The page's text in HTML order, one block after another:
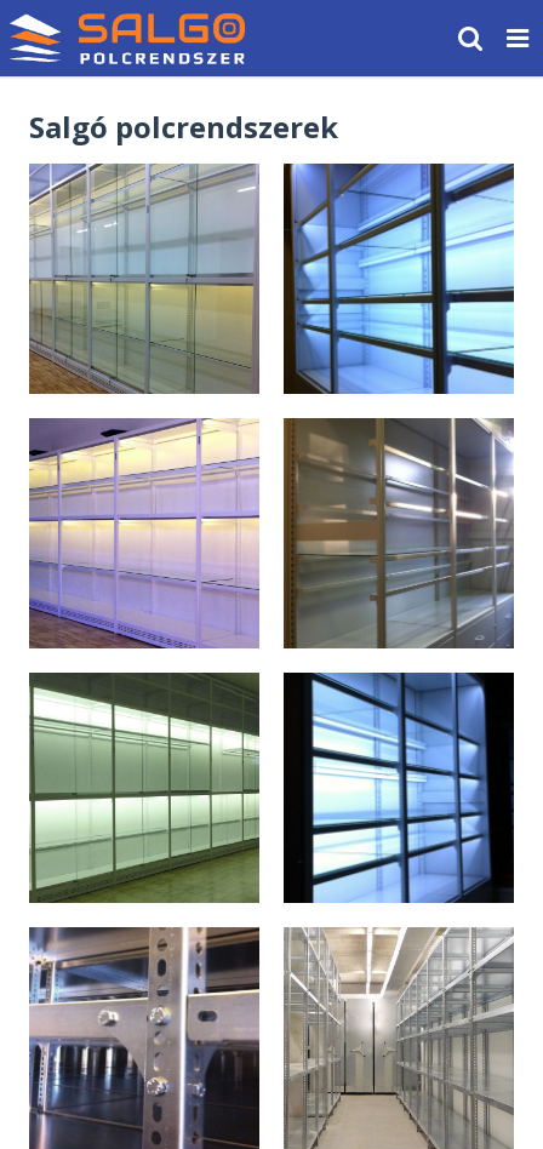
Salgó polcrendszerek